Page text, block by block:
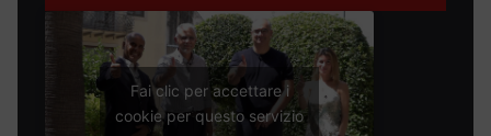
Fai clic per accettare i
cookie per questo servizio